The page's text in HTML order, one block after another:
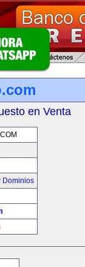
en Venta
Dominios